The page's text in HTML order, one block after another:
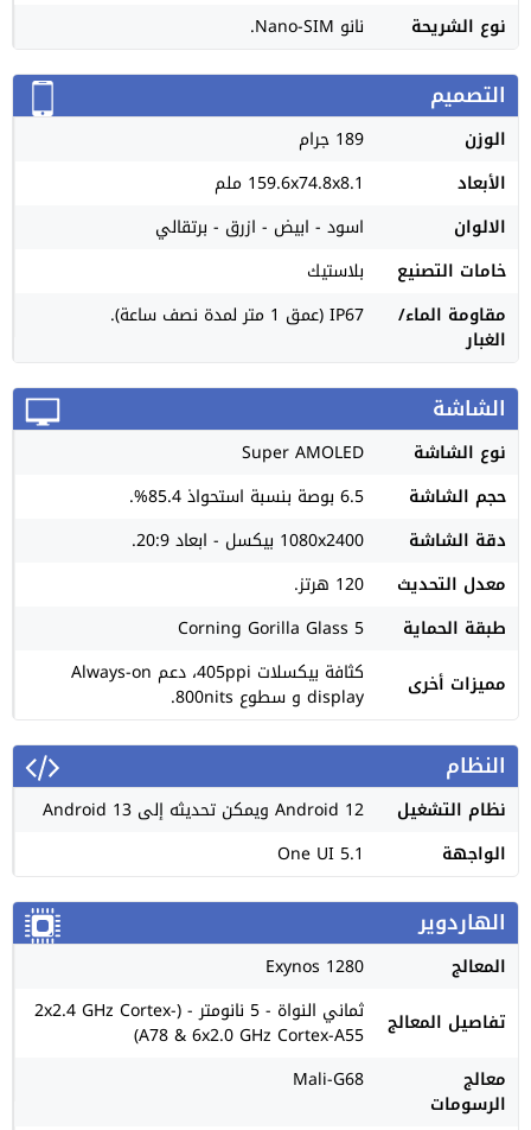
نوع الشريحة
نانو Nano-SIM.
التصميم
الوزن
189 جرام
الأبعاد
159.6x74.8x8.1 ملم
الالوان
اسود - ابيض - ازرق - برتقالي
خامات التصنيع
بلاستيك
مقاومة الماء/
الغبار
IP67 (عمق 1 متر لمدة نصف ساعة).
الشاشة
نوع الشاشة
Super AMOLED
حجم الشاشة
6.5 بوصة بنسبة استحواذ 85.4%.
دقة الشاشة
1080x2400 بيكسل - ابعاد 20:9.
معدل التحديث
120 هرتز.
طبقة الحماية
Corning Gorilla Glass 5
مميزات أخرى
كثافة بيكسلات 405ppi، دعم Always-on
display و سطوع 800nits.
النظام
نظام التشغيل
Android 12 ويمكن تحديثه إلى Android 13
الواجهة
One UI 5.1
الهاردوير
المعالج
Exynos 1280
تفاصيل المعالج
ثماني النواة - 5 نانومتر - (2x2.4 GHz Cortex-
A78 & 6x2.0 GHz Cortex-A55)
معالج
الرسومات
Mali-G68